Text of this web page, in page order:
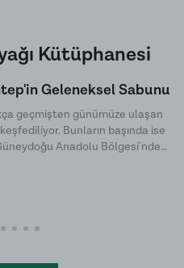
Kütüphanesi
Geleneksel Sabunu
geçmişten günümüze ulaşan
Bunların başında ise
Anadolu Bölgesi'nde
sabunu, kimyasal
bakımında tercih edilen
alıyor.